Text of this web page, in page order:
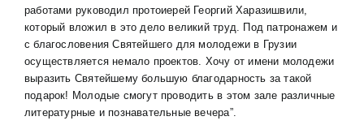
работами руководил протоиерей Георгий Харазишвили,
который вложил в это дело великий труд. Под патронажем и
с благословения Святейшего для молодежи в Грузии
осуществляется немало проектов. Хочу от имени молодежи
выразить Святейшему большую благодарность за такой
подарок! Молодые смогут проводить в этом зале различные
литературные и познавательные вечера”.